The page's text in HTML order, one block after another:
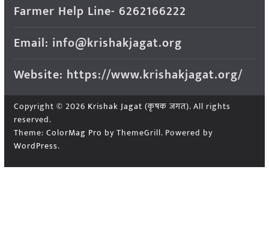
Farmer Help Line- 6262166222
Email: info@krishakjagat.org
Website: https://www.krishakjagat.org/
Copyright © 2026 Krishak Jagat (कृषक जगत). All rights
reserved.
Theme: ColorMag Pro by ThemeGrill. Powered by
WordPress.